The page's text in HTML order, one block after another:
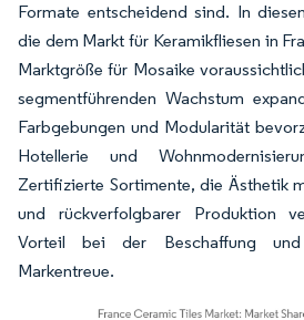
Formate entscheidend sind. In
die dem Markt für Keramikfliesen in
Marktgröße für Mosaike
segmentführenden Wachstum
Farbgebungen und Modularität
Hotellerie und
Zertifizierte Sortimente, die Ästhetik
und rückverfolgbarer Produktion
Vorteil bei der Beschaffung und
Markentreue.